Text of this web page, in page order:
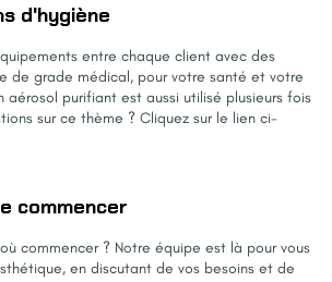
d'hygiène
entre chaque client avec des
de grade médical, pour votre santé et votre
aérosol purifiant est aussi utilisé plusieurs fois
sur ce thème ? Cliquez sur le lien ci-
commencer
commencer ? Notre équipe est là pour vous
en discutant de vos besoins et de